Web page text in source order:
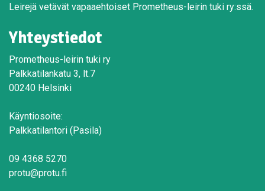
Leirejä vetävät vapaaehtoiset Prometheus-leirin tuki ry:ssä.
Yhteystiedot
Prometheus-leirin tuki ry
Palkkatilankatu 3, lt.7
00240 Helsinki
Käyntiosoite:
Palkkatilantori (Pasila)
09 4368 5270
protu@protu.fi